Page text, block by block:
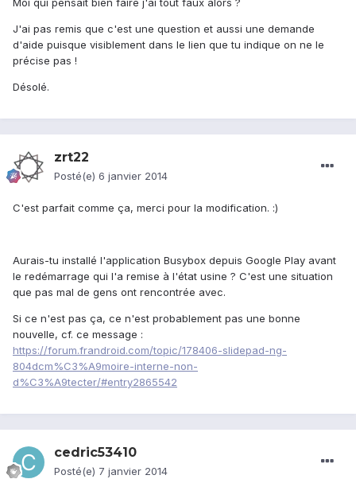
Moi qui pensait bien faire j'ai tout faux alors ?
J'ai pas remis que c'est une question et aussi une demande
d'aide puisque visiblement dans le lien que tu indique on ne le
précise pas !
Désolé.
zrt22
Posté(e) 6 janvier 2014
C'est parfait comme ça, merci pour la modification. :)
Aurais-tu installé l'application Busybox depuis Google Play avant
le redémarrage qui l'a remise à l'état usine ? C'est une situation
que pas mal de gens ont rencontrée avec.
Si ce n'est pas ça, ce n'est probablement pas une bonne
nouvelle, cf. ce message :
https://forum.frandroid.com/topic/178406-slidepad-ng-
804dcm%C3%A9moire-interne-non-
d%C3%A9tecter/#entry2865542
cedric53410
Posté(e) 7 janvier 2014